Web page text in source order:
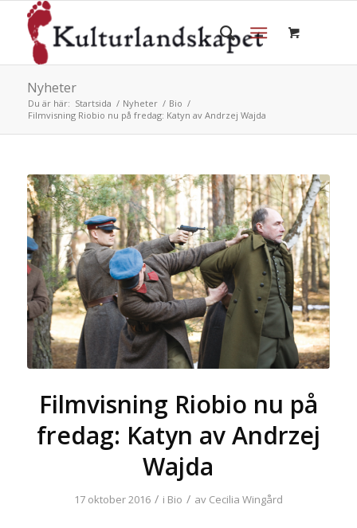
Nyheter
Du är här: Startsida / Nyheter / Bio /
Filmvisning Riobio nu på fredag: Katyn av Andrzej Wajda
Filmvisning Riobio nu på
fredag: Katyn av Andrzej
Wajda
17 oktober 2016 / i Bio / av Cecilia Wingård